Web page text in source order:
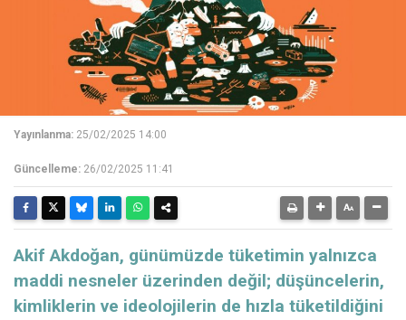
Yayınlanma: 25/02/2025 14:00
Güncelleme: 26/02/2025 11:41
Akif Akdoğan, günümüzde tüketimin yalnızca
maddi nesneler üzerinden değil; düşüncelerin,
kimliklerin ve ideolojilerin de hızla tüketildiğini